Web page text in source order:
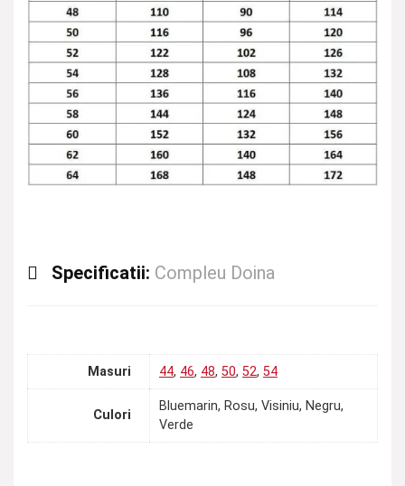
Specificatii: Compleu Doina
Masuri 44, 46, 48, 50, 52, 54
Culori
Bluemarin, Rosu, Visiniu, Negru,
Verde